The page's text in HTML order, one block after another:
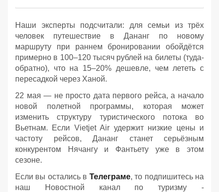
Наши эксперты подсчитали: для семьи из трёх
человек путешествие в Дананг по новому
маршруту при раннем бронировании обойдётся
примерно в 100–120 тысяч рублей на билеты (туда-
обратно), что на 15–20% дешевле, чем лететь с
пересадкой через Ханой.
22 мая — не просто дата первого рейса, а начало
новой полетной программы, которая может
изменить структуру туристического потока во
Вьетнам. Если Vietjet Air удержит низкие цены и
частоту рейсов, Дананг станет серьёзным
конкурентом Нячангу и Фантьету уже в этом
сезоне.
Если вы остались в Телеграме, то подпишитесь на
наш Новостной канал по туризму -